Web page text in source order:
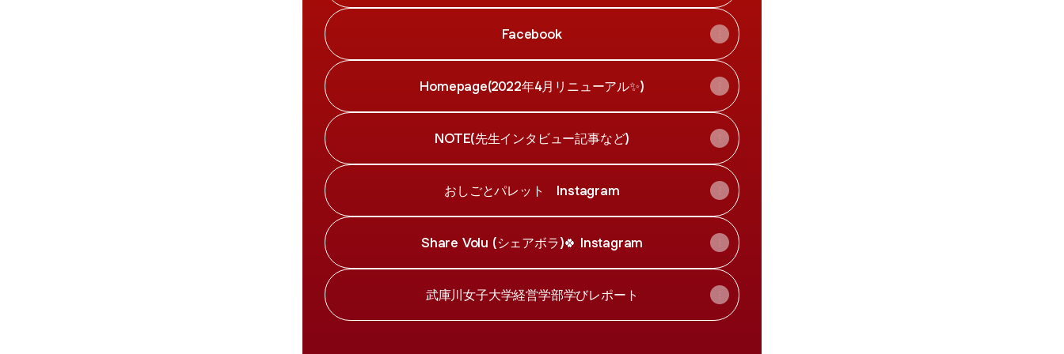
Facebook
Homepage(2022年4月リニューアル✨)
NOTE(先生インタビュー記事など)
おしごとパレット Instagram
Share Volu (シェアボラ)🍀 Instagram
武庫川女子大学経営学部学びレポート